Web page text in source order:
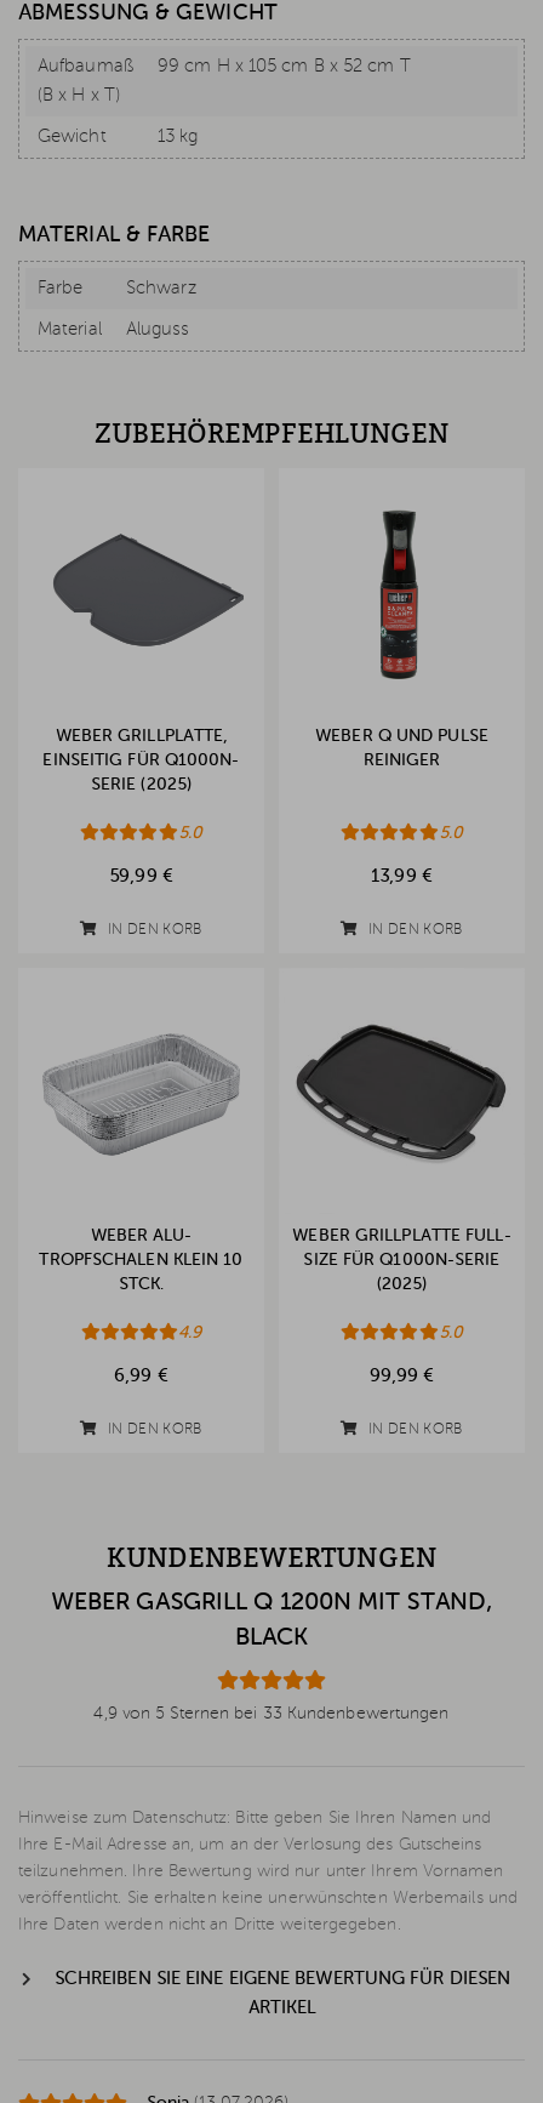
ABMESSUNG & GEWICHT
Aufbaumaß
(B x H x T)
99 cm H x 105 cm B x 52 cm T
Gewicht 13 kg
MATERIAL & FARBE
Farbe Schwarz
Material Aluguss
ZUBEHÖREMPFEHLUNGEN
WEBER GRILLPLATTE,
EINSEITIG FÜR Q1000N-
SERIE (2025)
5.0
59,99 €
IN DEN KORB
WEBER Q UND PULSE
REINIGER
5.0
13,99 €
IN DEN KORB
WEBER ALU-
TROPFSCHALEN KLEIN 10
STCK.
4.9
6,99 €
IN DEN KORB
WEBER GRILLPLATTE FULL-
SIZE FÜR Q1000N-SERIE
(2025)
5.0
99,99 €
IN DEN KORB
KUNDENBEWERTUNGEN
WEBER GASGRILL Q 1200N MIT STAND,
BLACK
4,9 von 5 Sternen bei 33 Kundenbewertungen
Hinweise zum Datenschutz: Bitte geben Sie Ihren Namen und
Ihre E-Mail Adresse an, um an der Verlosung des Gutscheins
teilzunehmen. Ihre Bewertung wird nur unter Ihrem Vornamen
veröffentlicht. Sie erhalten keine unerwünschten Werbemails und
Ihre Daten werden nicht an Dritte weitergegeben.
SCHREIBEN SIE EINE EIGENE BEWERTUNG FÜR DIESEN
ARTIKEL